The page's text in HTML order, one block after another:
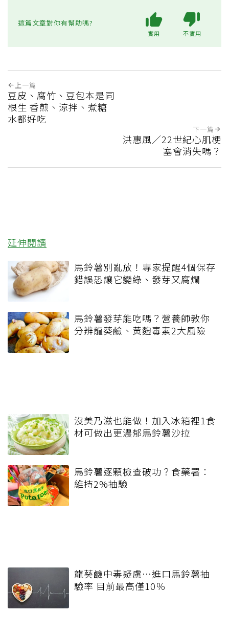
這篇文章對你有幫助嗎?
實用 不實用
上一篇
豆皮、腐竹、豆包本是同
根生 香煎、涼拌、煮糖
水都好吃
下一篇
洪惠風／22世紀心肌梗
塞會消失嗎？
延伸閱讀
馬鈴薯別亂放！專家提醒4個保存
錯誤恐讓它變綠、發芽又腐爛
馬鈴薯發芽能吃嗎？營養師教你
分辨龍葵鹼、黃麴毒素2大風險
沒美乃滋也能做！加入冰箱裡1食
材可做出更濃郁馬鈴薯沙拉
馬鈴薯逐顆檢查破功？食藥署：
維持2%抽驗
龍葵鹼中毒疑慮…進口馬鈴薯抽
驗率 目前最高僅10％